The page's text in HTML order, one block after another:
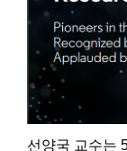
선양국 교수는